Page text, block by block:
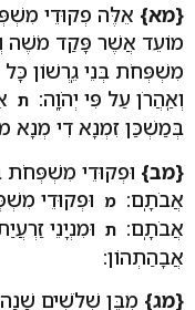
{מא} אֵלֶּה פְקוּדֵי
מוֹעֵד אֲשֶׁר פָּקַד מֹשֶׁה
מִשְׁפְּחֹת בְּנֵי גֵֽרְשׁוֹן
וְאַֽהֲרֹן עַל פִּי יְהֹוָֽה: ת
בְּמַשְׁכַּן זִמְנָא דִי מְנָא
{מב} וּפְקוּדֵי מִשְׁפְּחֹת
אֲבֹתָֽם: מ וּפְקוּדֵי
אֲבֹתָֽם: ת וּמִנְיָנֵי
אֲבָהַתְהוֹן:
{מג} מִבֶּן שְׁלֹשִׁים